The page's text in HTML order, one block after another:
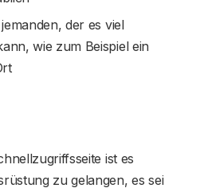
der es viel
wie zum Beispiel ein
ist es
zu gelangen, es sei